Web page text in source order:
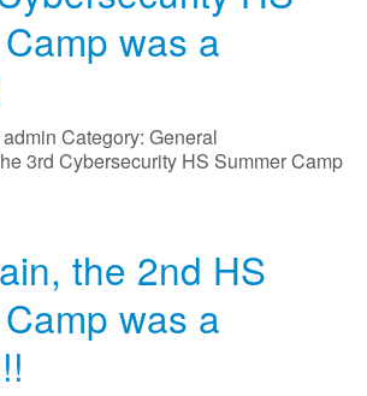
was a
Category: General
3rd Cybersecurity HS Summer Camp
the 2nd HS
was a